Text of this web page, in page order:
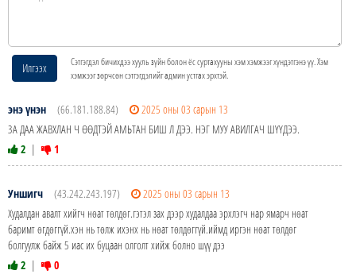
Илгээх
Сэтгэгдэл бичихдээ хууль зүйн болон ёс суртахууны хэм хэмжээг хүндэтгэнэ үү. Хэм
хэмжээг зөрчсөн сэтгэгдэлийг админ устгах эрхтэй.
энэ үнэн (66.181.188.84)
2025 оны 03 сарын 13
ЗА ДАА ЖАВХЛАН Ч ӨӨДТЭЙ АМЬТАН БИШ Л ДЭЭ. НЭГ МУУ АВИЛГАЧ ШҮҮДЭЭ.
2 | 1
Уншигч (43.242.243.197)
2025 оны 03 сарын 13
Худалдан авалт хийгч нөат төлдөг.гэтэл зах дээр худалдаа эрхлэгч нар ямарч нөат
баримт өгдөггүй.хэн нь төлж ихэнх нь нөат төлдөггүй.иймд иргэн нөат төлдөг
болгуулж байж 5 иас их буцаан олголт хийж болно шүү дээ
2 | 0